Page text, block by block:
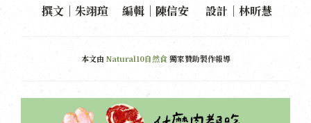
撰文｜朱翊瑄 編輯｜陳信安 設計｜林昕慧
本文由 Natural10自然食獨家贊助製作報導